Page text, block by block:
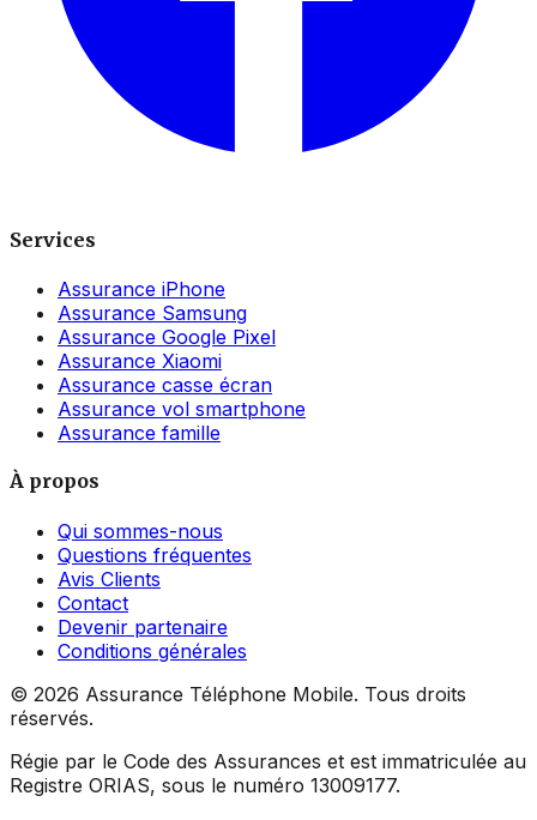
Services
Assurance iPhone
Assurance Samsung
Assurance Google Pixel
Assurance Xiaomi
Assurance casse écran
Assurance vol smartphone
Assurance famille
À propos
Qui sommes-nous
Questions fréquentes
Avis Clients
Contact
Devenir partenaire
Conditions générales
© 2026 Assurance Téléphone Mobile. Tous droits
réservés.
Régie par le Code des Assurances et est immatriculée au
Registre ORIAS, sous le numéro 13009177.